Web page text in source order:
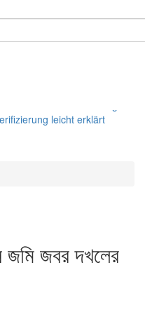
für deutsche Spieler
leicht erklärt
জমি জবর দখলের